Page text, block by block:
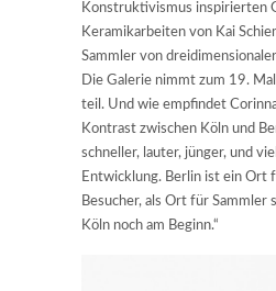
Konstruktivismus inspirierten
Keramikarbeiten von Kai
Sammler von
Die Galerie nimmt zum 19.
teil. Und wie empfindet
Kontrast zwischen Köln und
schneller, lauter, jünger, und
Entwicklung. Berlin ist ein Ort
Besucher, als Ort für Sammler
Köln noch am Beginn.“